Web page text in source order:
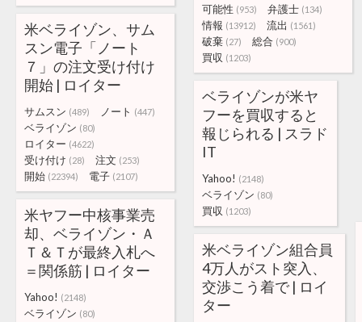
可能性 (953) 弁護士 (134)
情報 (13912) 流出 (1561)
破棄 (27) 総合 (900)
買収 (1203)
米ベライゾン、サム
スン電子「ノート
７」の注文受け付け
開始 | ロイター
サムスン (489) ノート (447)
ベライゾン (80)
ロイター (4622)
受け付け (28) 注文 (253)
開始 (22394) 電子 (2107)
ベライゾンが米ヤ
フーを買収すると
報じられる | スラド
IT
Yahoo! (2148)
ベライゾン (80)
買収 (1203)
米ヤフー中核事業売
却、ベライゾン・Ａ
Ｔ＆Ｔが最終入札へ
＝関係筋 | ロイター
Yahoo! (2148)
ベライゾン (80)
米ベライゾン組合員
4万人がスト突入、
交渉こう着で | ロイ
ター